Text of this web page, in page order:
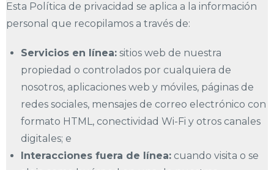
Esta Política de privacidad se aplica a la información
personal que recopilamos a través de:
Servicios en línea: sitios web de nuestra
propiedad o controlados por cualquiera de
nosotros, aplicaciones web y móviles, páginas de
redes sociales, mensajes de correo electrónico con
formato HTML, conectividad Wi-Fi y otros canales
digitales; e
Interacciones fuera de línea: cuando visita o se